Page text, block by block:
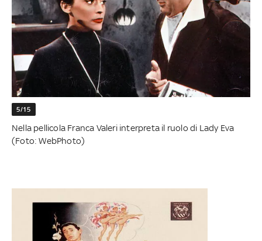
5/15
Nella pellicola Franca Valeri interpreta il ruolo di Lady Eva
(Foto: WebPhoto)